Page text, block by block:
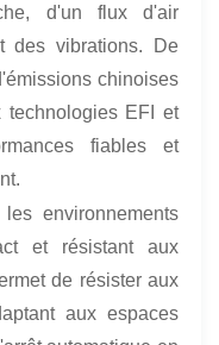
d'un flux d'air
des vibrations. De
chinoises
technologies EFI et
fiables et
environnements
et résistant aux
de résister aux
aux espaces